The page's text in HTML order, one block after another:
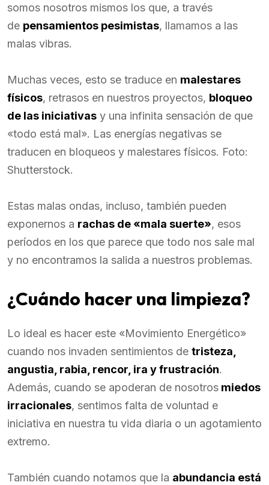
somos nosotros mismos los que, a través
de pensamientos pesimistas, llamamos a las
malas vibras.
Muchas veces, esto se traduce en malestares
físicos, retrasos en nuestros proyectos, bloqueo
de las iniciativas y una infinita sensación de que
«todo está mal». Las energías negativas se
traducen en bloqueos y malestares físicos. Foto:
Shutterstock.
Estas malas ondas, incluso, también pueden
exponernos a rachas de «mala suerte», esos
períodos en los que parece que todo nos sale mal
y no encontramos la salida a nuestros problemas.
¿Cuándo hacer una limpieza?
Lo ideal es hacer este «Movimiento Energético»
cuando nos invaden sentimientos de tristeza,
angustia, rabia, rencor, ira y frustración.
Además, cuando se apoderan de nosotros miedos
irracionales, sentimos falta de voluntad e
iniciativa en nuestra tu vida diaria o un agotamiento
extremo.
También cuando notamos que la abundancia está